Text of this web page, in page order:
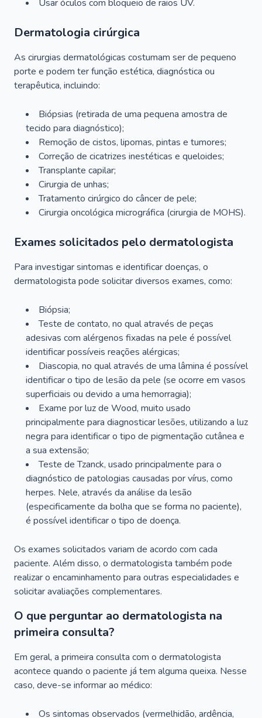
Usar óculos com bloqueio de raios UV.
Dermatologia cirúrgica
As cirurgias dermatológicas costumam ser de pequeno
porte e podem ter função estética, diagnóstica ou
terapêutica, incluindo:
Biópsias (retirada de uma pequena amostra de
tecido para diagnóstico);
Remoção de cistos, lipomas, pintas e tumores;
Correção de cicatrizes inestéticas e queloides;
Transplante capilar;
Cirurgia de unhas;
Tratamento cirúrgico do câncer de pele;
Cirurgia oncológica micrográfica (cirurgia de MOHS).
Exames solicitados pelo dermatologista
Para investigar sintomas e identificar doenças, o
dermatologista pode solicitar diversos exames, como:
Biópsia;
Teste de contato, no qual através de peças
adesivas com alérgenos fixadas na pele é possível
identificar possíveis reações alérgicas;
Diascopia, no qual através de uma lâmina é possível
identificar o tipo de lesão da pele (se ocorre em vasos
superficiais ou devido a uma hemorragia);
Exame por luz de Wood, muito usado
principalmente para diagnosticar lesões, utilizando a luz
negra para identificar o tipo de pigmentação cutânea e
a sua extensão;
Teste de Tzanck, usado principalmente para o
diagnóstico de patologias causadas por vírus, como
herpes. Nele, através da análise da lesão
(especificamente da bolha que se forma no paciente),
é possível identificar o tipo de doença.
Os exames solicitados variam de acordo com cada
paciente. Além disso, o dermatologista também pode
realizar o encaminhamento para outras especialidades e
solicitar avaliações complementares.
O que perguntar ao dermatologista na
primeira consulta?
Em geral, a primeira consulta com o dermatologista
acontece quando o paciente já tem alguma queixa. Nesse
caso, deve-se informar ao médico:
Os sintomas observados (vermelhidão, ardência,